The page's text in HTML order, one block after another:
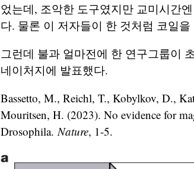
었는데, 조악한 도구였지만 교미시간
다. 물론 이 저자들이 한 것처럼 코일
그런데 불과 얼마전에 한 연구그룹이
네이처지에 발표했다.
Bassetto, M., Reichl, T., Kobylkov, D.,
Mouritsen, H. (2023). No evidence for
Drosophila. Nature, 1-5.